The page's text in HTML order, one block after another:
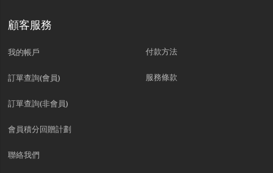
顧客服務
我的帳戶
訂單查詢(會員)
訂單查詢(非會員)
會員積分回贈計劃
聯絡我們
付款方法
服務條款